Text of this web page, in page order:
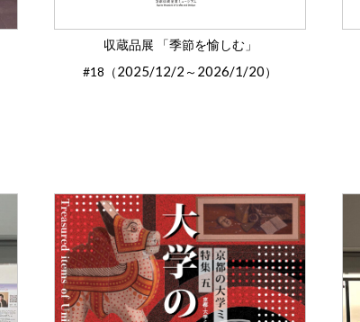
収蔵品展 「季節を愉しむ」
#18（2025/12/2 ～ 2026/1/20）